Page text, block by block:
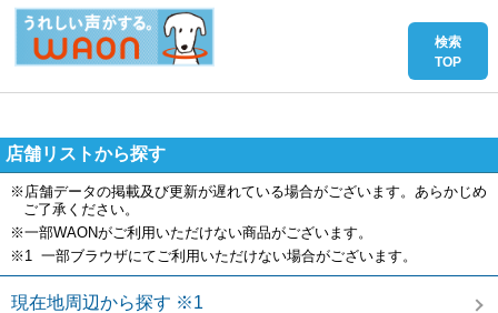
店舗リストから探す
※店舗データの掲載及び更新が遅れている場合がございます。あらかじめ
ご了承ください。
※一部WAONがご利用いただけない商品がございます。
※1 一部ブラウザにてご利用いただけない場合がございます。
現在地周辺から探す ※1